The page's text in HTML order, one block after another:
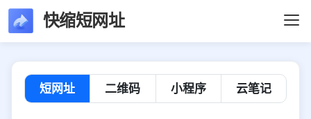
快缩短网址
短网址 二维码 小程序 云笔记